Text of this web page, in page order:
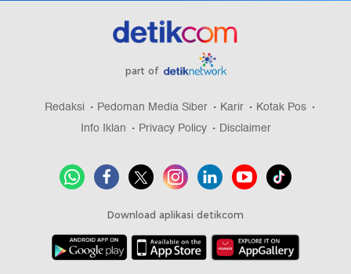
part of
Redaksi Pedoman Media Siber Karir
Kotak Pos
Info Iklan
Privacy Policy Disclaimer
Download aplikasi detikcom